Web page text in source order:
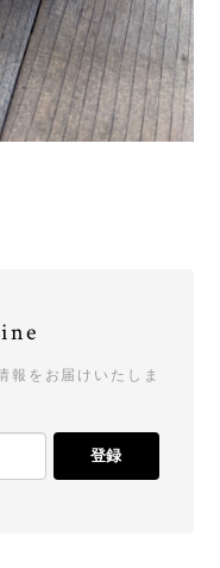
報をお届けいたしま
登録